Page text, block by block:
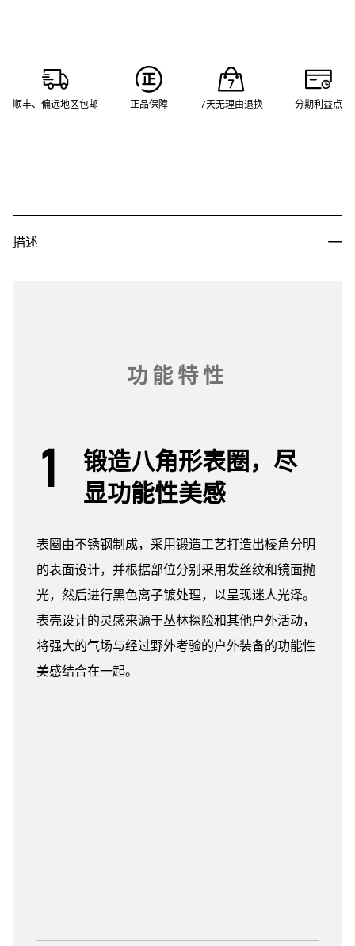
顺丰、偏远地区包邮 正品保障 7天无理由退换 分期利益点
描述
功能特性
锻造八角形表圈，尽
显功能性美感
表圈由不锈钢制成，采用锻造工艺打造出棱角分明
的表面设计，并根据部位分别采用发丝纹和镜面抛
光，然后进行黑色离子镀处理，以呈现迷人光泽。
表壳设计的灵感来源于丛林探险和其他户外活动，
将强大的气场与经过野外考验的户外装备的功能性
美感结合在一起。